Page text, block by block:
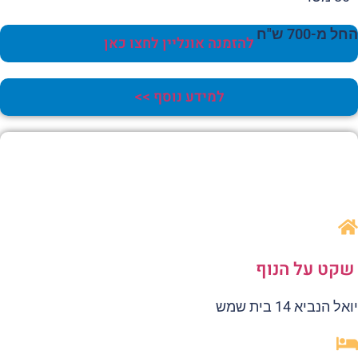
מ-700 ש"ח להזמנה אונליין לחצו כאן
למידע נוסף >>
על הנוף
הנביא 14 בית שמש